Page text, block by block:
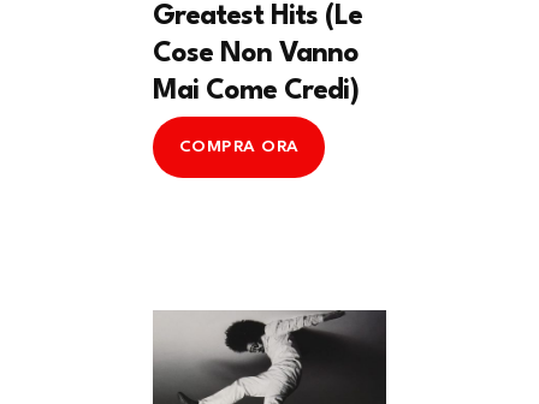
Greatest Hits (Le
Cose Non Vanno
Mai Come Credi)
COMPRA ORA